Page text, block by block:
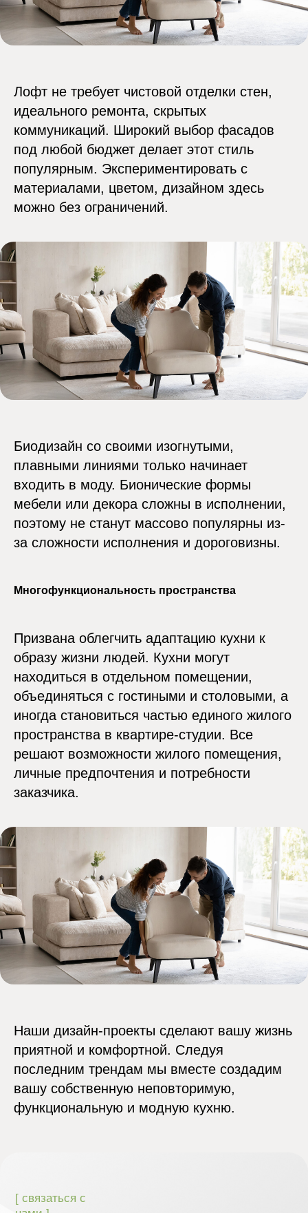
Лофт не требует чистовой отделки стен,
идеального ремонта, скрытых
коммуникаций. Широкий выбор фасадов
под любой бюджет делает этот стиль
популярным. Экспериментировать с
материалами, цветом, дизайном здесь
можно без ограничений.
Биодизайн со своими изогнутыми,
плавными линиями только начинает
входить в моду. Бионические формы
мебели или декора сложны в исполнении,
поэтому не станут массово популярны из-
за сложности исполнения и дороговизны.
Многофункциональность пространства
Призвана облегчить адаптацию кухни к
образу жизни людей. Кухни могут
находиться в отдельном помещении,
объединяться с гостиными и столовыми, а
иногда становиться частью единого жилого
пространства в квартире-студии. Все
решают возможности жилого помещения,
личные предпочтения и потребности
заказчика.
Наши дизайн-проекты сделают вашу жизнь
приятной и комфортной. Следуя
последним трендам мы вместе создадим
вашу собственную неповторимую,
функциональную и модную кухню.
Отправить заявку
Наши работы
Блог
Контакты
Дизайн-проект
Ремонт под ключ
Дома и квартиры
Коммерция
+7 (9128) 56-30-12
Обсудить проект
ИНН 1840077240
Политика
конфиденциальности